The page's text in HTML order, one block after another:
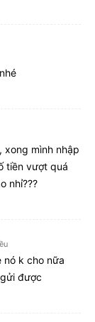
xong mình nhập
tiền vượt quá
nhỉ???
nó k cho nữa
được